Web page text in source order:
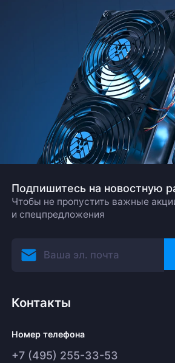
Подпишитесь на новостную
Чтобы не пропустить важные
и спецпредложения
Контакты
Номер телефона
+7 (495) 255-33-53